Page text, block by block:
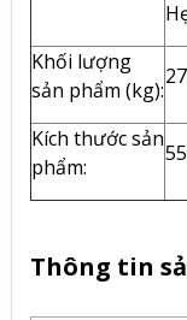
Khối lượng
sản phẩm (kg):
Kích thước sản
phẩm:
Thông tin